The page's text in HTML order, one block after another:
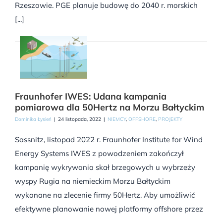
Rzeszowie. PGE planuje budowę do 2040 r. morskich
[...]
Fraunhofer IWES: Udana kampania
pomiarowa dla 50Hertz na Morzu Bałtyckim
Dominika Łysień | 24 listopada, 2022 | NIEMCY, OFFSHORE, PROJEKTY
Sassnitz, listopad 2022 r. Fraunhofer Institute for Wind
Energy Systems IWES z powodzeniem zakończył
kampanię wykrywania skał brzegowych u wybrzeży
wyspy Rugia na niemieckim Morzu Bałtyckim
wykonane na zlecenie firmy 50Hertz. Aby umożliwić
efektywne planowanie nowej platformy offshore przez